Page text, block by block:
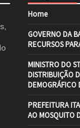
Home
GOVERNO DA
RECURSOS
MINISTRO DO
DISTRIBUIÇÃO
DEMOGRÁFICO
PREFEITURA
AO MOSQUITO